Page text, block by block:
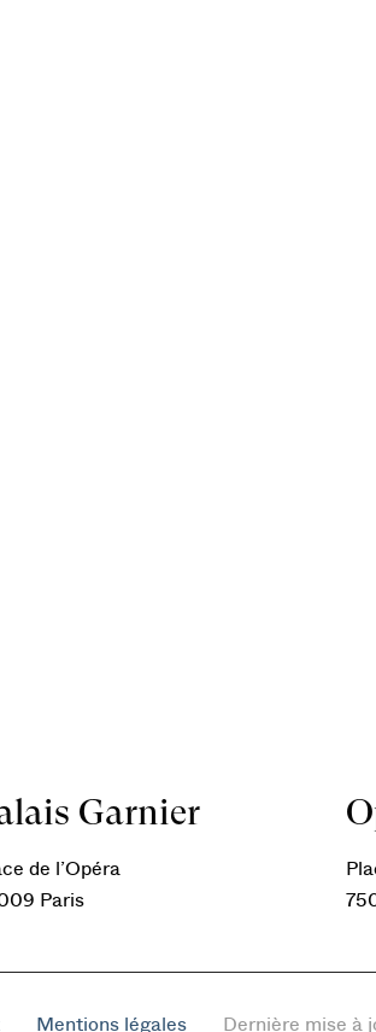
Garnier
de l’Opéra
Paris
Mentions légales Dernière mise